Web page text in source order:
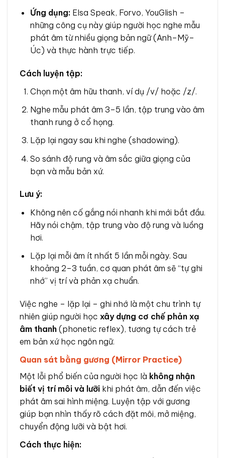
Ứng dụng:Elsa Speak, Forvo, YouGlish –
những công cụ này giúp người học nghe mẫu
phát âm từ nhiều giọng bản ngữ (Anh–Mỹ–
Úc) và thực hành trực tiếp.
Cách luyện tập:
Chọn một âm hữu thanh, ví dụ /v/ hoặc /z/.
Nghe mẫu phát âm 3–5 lần, tập trung vào âm
thanh rung ở cổ họng.
Lặp lại ngay sau khi nghe (shadowing).
So sánh độ rung và âm sắc giữa giọng của
bạn và mẫu bản xứ.
Lưu ý:
Không nên cố gắng nói nhanh khi mới bắt đầu.
Hãy nói chậm, tập trung vào độ rung và luồng
hơi.
Lặp lại mỗi âm ít nhất 5 lần mỗi ngày. Sau
khoảng 2–3 tuần, cơ quan phát âm sẽ “tự ghi
nhớ” vị trí và phản xạ chuẩn.
Việc nghe – lặp lại – ghi nhớ là một chu trình tự
nhiên giúp người học xây dựng cơ chế phản xạ
âm thanh (phonetic reflex), tương tự cách trẻ
em bản xứ học ngôn ngữ.
Quan sát bằng gương (Mirror Practice)
Một lỗi phổ biến của người học là không nhận
biết vị trí môi và lưỡi khi phát âm, dẫn đến việc
phát âm sai hình miệng. Luyện tập với gương
giúp bạn nhìn thấy rõ cách đặt môi, mở miệng,
chuyển động lưỡi và bật hơi.
Cách thực hiện: